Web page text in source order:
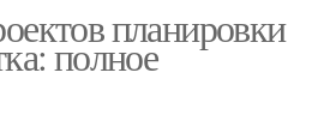
планировки
полное